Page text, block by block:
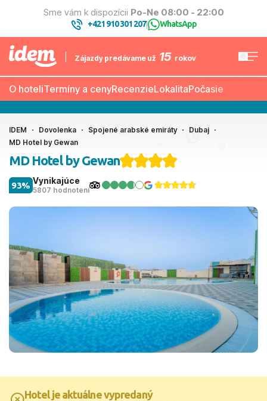
Sme vám k dispozícii Po-Ne 08:00 - 22:00
+421 910 301 207| WhatsApp
Zájazdy predávame už 15 rokov
O hoteliTermíny a cenyRecenzieLokalitaPočasie
IDEM Dovolenka Spojené arabské emiráty
Dubaj
MD Hotel by Gewan
MD Hotel by Gewan
Vynikajúce
5807 hodnotení
93%
Hotel je aktuálne vypredaný